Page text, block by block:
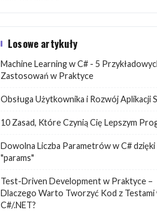
Losowe artykuły
Machine Learning w C# - 5
Zastosowań w Praktyce
Obsługa Użytkownika i Rozwój Aplikacji
10 Zasad, Które Czynią Cię Lepszym
Dowolna Liczba Parametrów w C# dzięki
"params"
Test-Driven Development w Praktyce –
Dlaczego Warto Tworzyć Kod z Testami
C#/.NET?